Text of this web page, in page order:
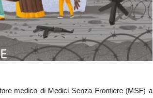
medico di Medici Senza Frontiere (MSF) a